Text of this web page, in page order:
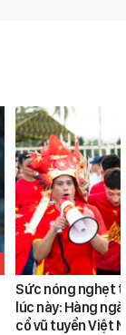
Sức nóng nghẹt
lúc này: Hàng
cổ vũ tuyển Việt